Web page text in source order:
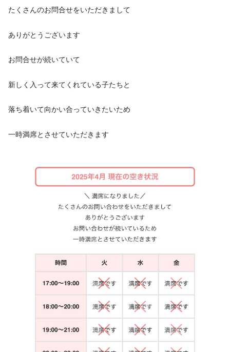
たくさんのお問合せをいただきまして
ありがとうございます
お問合せが続いていて
新しく入って来てくれている子たちと
落ち着いて向かい合っていきたいため
一時満席とさせていただきます